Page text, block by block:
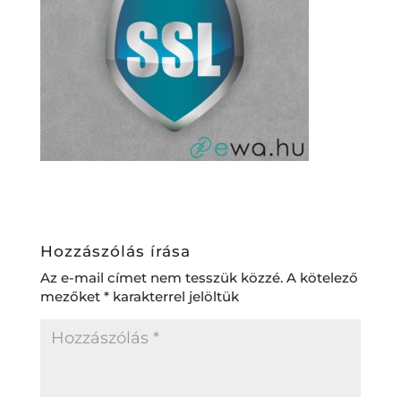
Hozzászólás írása
Az e-mail címet nem tesszük közzé. A kötelező
mezőket *karakterrel jelöltük